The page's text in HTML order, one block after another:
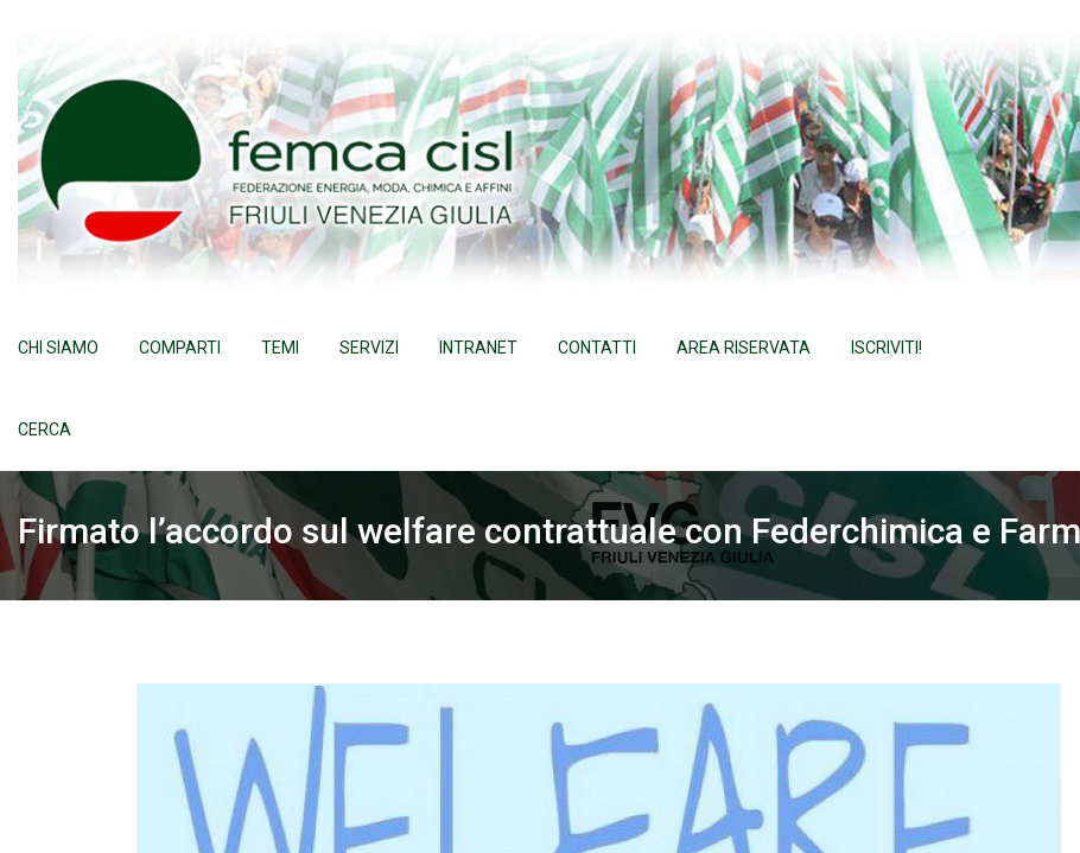
content
CHI SIAMO COMPARTI TEMI SERVIZI INTRANET CONTATTI AREA RISERVATA ISCRIVITI!
CERCA
Firmato l’accordo sul welfare contrattuale con Federchimica e